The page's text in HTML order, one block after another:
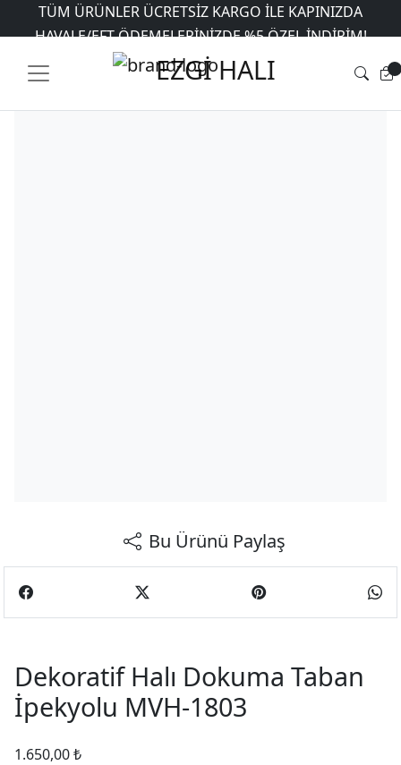
TÜM ÜRÜNLER ÜCRETSIZ KARGO İLE KAPINIZDA
HAVALE/EFT ÖDEMELERINIZDE %5 ÖZEL INDIRIM!
6 AYA VARAN TAKSIT İMKANI
EZGİ HALI
Ana Sayfa/Mağaza/Makinede Yıkanabilir
/ Dekoratif Halı Dokuma Taban İpekyolu MVH-
1803
Bu Ürünü Paylaş
Dekoratif Halı Dokuma Taban
İpekyolu MVH-1803
1.650,00₺